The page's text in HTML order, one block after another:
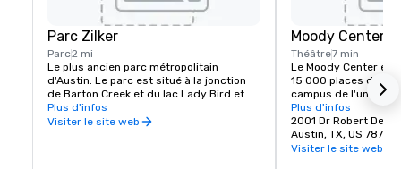
Parc Zilker
Parc2 mi
Le plus ancien parc métropolitain
d'Austin. Le parc est situé à la jonction
de Barton Creek et du lac Lady Bird et
comprend plus de 350 acres de terres
publiques. Le parc sert de plaque
Plus d'infos
Visiter le site web
Moody Center
Théâtre7 min
Le Moody Center
15 000 places
campus de
en 2022, ce lieu
plus de 150
notamment des
de basket-ball UT
Plus d'infos
2001 Dr Robert
Austin, TX, US 78712
Visiter le site web